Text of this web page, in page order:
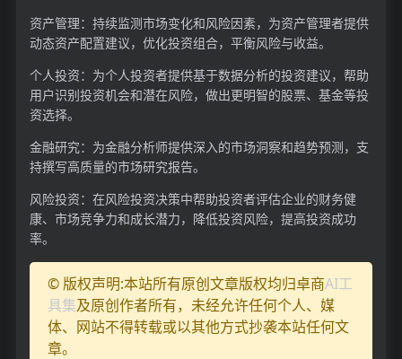
资产管理：持续监测市场变化和风险因素，为资产管理者提供
动态资产配置建议，优化投资组合，平衡风险与收益。
个人投资：为个人投资者提供基于数据分析的投资建议，帮助
用户识别投资机会和潜在风险，做出更明智的股票、基金等投
资选择。
金融研究：为金融分析师提供深入的市场洞察和趋势预测，支
持撰写高质量的市场研究报告。
风险投资：在风险投资决策中帮助投资者评估企业的财务健
康、市场竞争力和成长潜力，降低投资风险，提高投资成功
率。
© 版权声明:本站所有原创文章版权均归卓商AI工
具集及原创作者所有，未经允许任何个人、媒
体、网站不得转载或以其他方式抄袭本站任何文
章。